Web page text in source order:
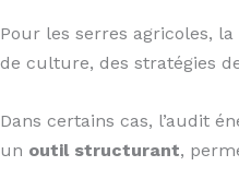
Pour les serres agricoles,
de culture, des stratégies
Dans certains cas, l’audit
un outil structurant,